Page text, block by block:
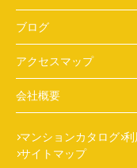
ブログ
アクセスマップ
会社概要
マンションカタログ 利
サイトマップ